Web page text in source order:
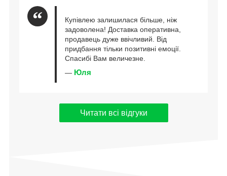
Купівлею залишилася більше, ніж
задоволена! Доставка оперативна,
продавець дуже ввічливий. Від
придбання тільки позитивні емоції.
Спасибі Вам величезне.
— Юля
Читати всі відгуки